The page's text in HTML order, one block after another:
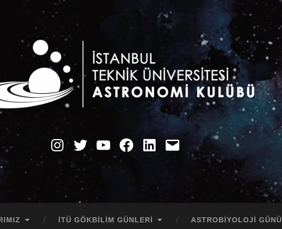
Instagram
TwitterYouTube
Facebook
LinkedIn
E-
Posta
İTÜ GÖKBILIM GÜNLERI ASTROBIYOLOJI GÜNÜ